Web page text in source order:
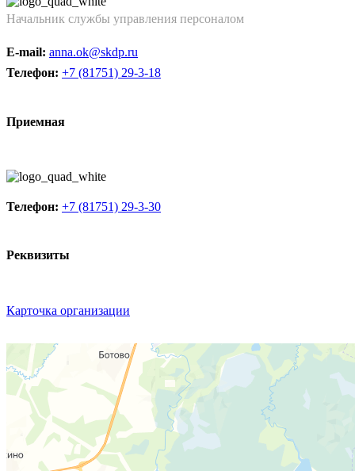
Начальник службы управления персоналом
E-mail: anna.ok@skdp.ru
Телефон: +7 (81751) 29-3-18
Приемная
Телефон: +7 (81751) 29-3-30
Реквизиты
Карточка организации